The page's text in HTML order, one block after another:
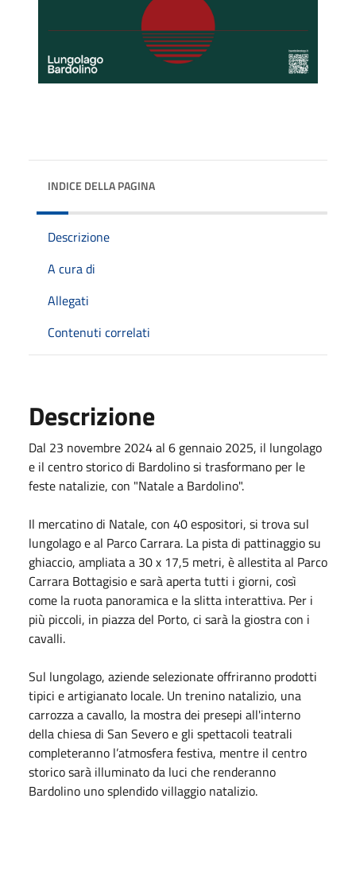
INDICE DELLA PAGINA
Descrizione
A cura di
Allegati
Contenuti correlati
Descrizione
Dal 23 novembre 2024 al 6 gennaio 2025, il lungolago
e il centro storico di Bardolino si trasformano per le
feste natalizie, con "Natale a Bardolino".
Il mercatino di Natale, con 40 espositori, si trova sul
lungolago e al Parco Carrara. La pista di pattinaggio su
ghiaccio, ampliata a 30 x 17,5 metri, è allestita al Parco
Carrara Bottagisio e sarà aperta tutti i giorni, così
come la ruota panoramica e la slitta interattiva. Per i
più piccoli, in piazza del Porto, ci sarà la giostra con i
cavalli.
Sul lungolago, aziende selezionate offriranno prodotti
tipici e artigianato locale. Un trenino natalizio, una
carrozza a cavallo, la mostra dei presepi all'interno
della chiesa di San Severo e gli spettacoli teatrali
completeranno l’atmosfera festiva, mentre il centro
storico sarà illuminato da luci che renderanno
Bardolino uno splendido villaggio natalizio.